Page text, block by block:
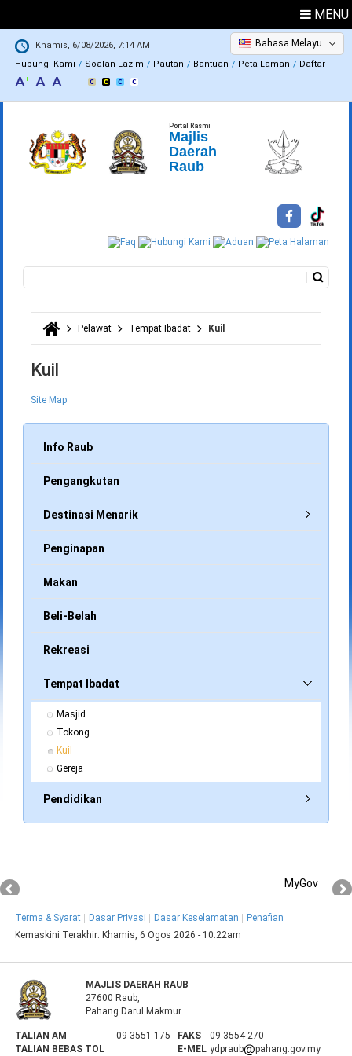
MENU
Khamis, 6/08/2026, 7:14 AM
Hubungi Kami
Soalan Lazim Pautan Bantuan Peta Laman Daftar
Bahasa Melayu
Portal Rasmi
Majlis
Daerah
Raub
Borang carian
Anda di sini
Pelawat Tempat Ibadat Kuil
Kuil
Site Map
Info Raub
Pengangkutan
Destinasi Menarik
Penginapan
Makan
Beli-Belah
Rekreasi
Tempat Ibadat
Masjid
Tokong
Kuil
Gereja
Pendidikan
MyGov
Terma & Syarat Dasar Privasi Dasar Keselamatan
Penafian
Kemaskini Terakhir: Khamis, 6 Ogos 2026 - 10:22am
MAJLIS DAERAH RAUB
27600 Raub,
Pahang Darul Makmur.
TALIAN AM 09-3551 175 FAKS
09-3554 270
TALIAN BEBAS TOL
E-MEL ydpraub pahang.gov.my